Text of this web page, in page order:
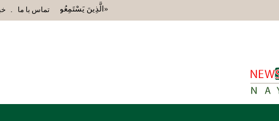
«الَّذِينَ يَسْتَمِعُونَ الْقَوْلَ فَيَتَّبِعُونَ
تماس با ما .